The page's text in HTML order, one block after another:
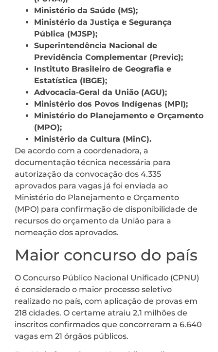
Ministério da Saúde (MS);
Ministério da Justiça e Segurança
Pública (MJSP);
Superintendência Nacional de
Previdência Complementar (Previc);
Instituto Brasileiro de Geografia e
Estatística (IBGE);
Advocacia-Geral da União (AGU);
Ministério dos Povos Indígenas (MPI);
Ministério do Planejamento e Orçamento
(MPO);
Ministério da Cultura (MinC).
De acordo com a coordenadora, a
documentação técnica necessária para
autorização da convocação dos 4.335
aprovados para vagas já foi enviada ao
Ministério do Planejamento e Orçamento
(MPO) para confirmação de disponibilidade de
recursos do orçamento da União para a
nomeação dos aprovados.
Maior concurso do país
O Concurso Público Nacional Unificado (CPNU)
é considerado o maior processo seletivo
realizado no país, com aplicação de provas em
218 cidades. O certame atraiu 2,1 milhões de
inscritos confirmados que concorreram a 6.640
vagas em 21 órgãos públicos.